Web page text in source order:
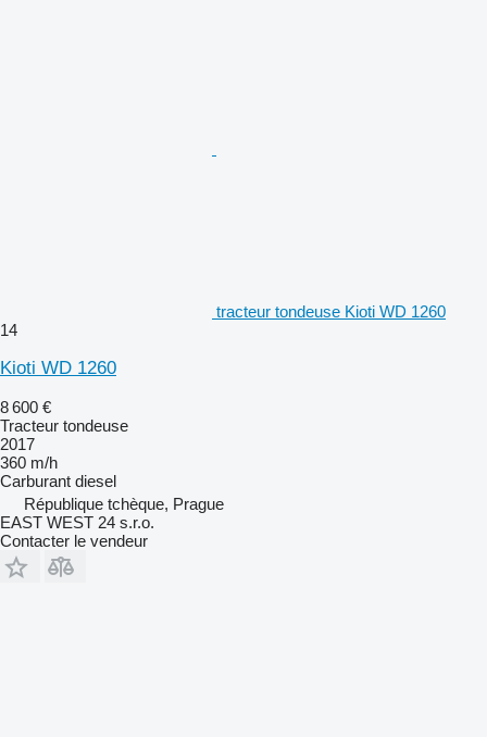
tracteur tondeuse Kioti WD 1260
14
Kioti WD 1260
8 600 €
Tracteur tondeuse
2017
360 m/h
Carburant diesel
République tchèque, Prague
EAST WEST 24 s.r.o.
Contacter le vendeur